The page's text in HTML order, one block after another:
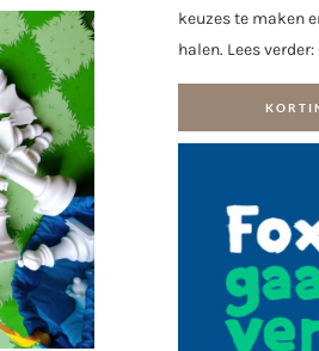
keuzes te maken
halen. Lees verder: